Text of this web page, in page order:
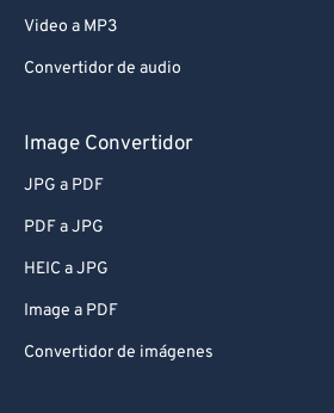
Video a MP3
Convertidor de audio
Image Convertidor
JPG a PDF
PDF a JPG
HEIC a JPG
Image a PDF
Convertidor de imágenes